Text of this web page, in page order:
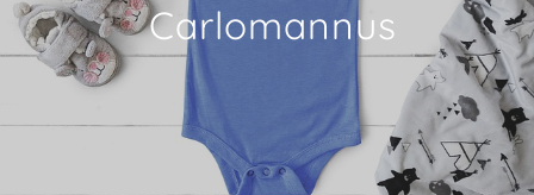
Carlomannus